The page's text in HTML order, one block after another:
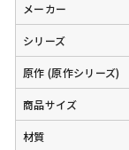
メーカー
シリーズ
原作 (原作シリーズ)
商品サイズ
材質